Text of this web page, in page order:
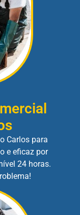
Carlos para
e eficaz por
24 horas.